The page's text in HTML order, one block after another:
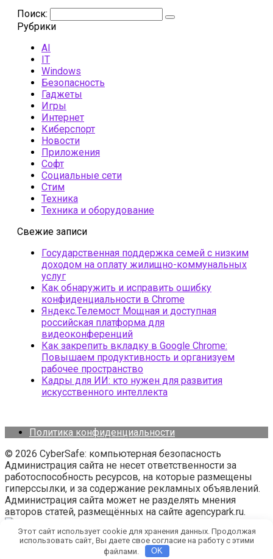
Поиск:
Рубрики
AI
IT
Windows
Безопасность
Гаджеты
Игры
Интернет
Киберспорт
Новости
Приложения
Софт
Социальные сети
Стим
Техника
Техника и оборудование
Свежие записи
Государственная поддержка семей с низким
доходом на оплату жилищно-коммунальных
услуг
Как обнаружить и исправить ошибку
конфиденциальности в Chrome
Яндекс.Телемост Мощная и доступная
российская платформа для
видеоконференций
Как закрепить вкладку в Google Chrome:
Повышаем продуктивность и организуем
рабочее пространство
Кадры для ИИ: кто нужен для развития
искусственного интеллекта
Политика конфиденциальности
© 2026 CyberSafe: компьютерная безопасность
Администрация сайта не несет ответственности за
работоспособность ресурсов, на которые размещены
гиперссылки, и за содержание рекламных объявлений.
Администрация сайта может не разделять мнения
авторов статей, размещённых на сайте agencypark.ru.
Этот сайт использует cookie для хранения данных. Продолжая
использовать сайт, Вы даете свое согласие на работу с этими
файлами.
OK